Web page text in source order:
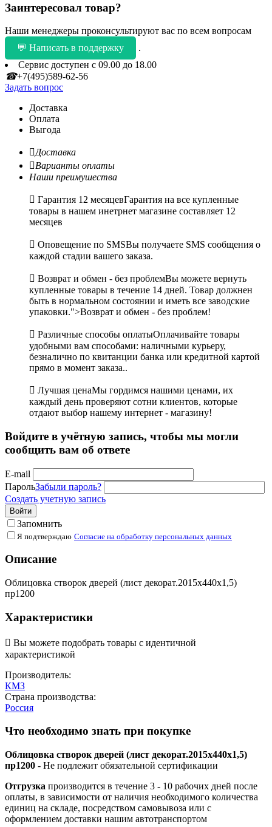
Заинтересовал товар?
Наши менеджеры проконсультируют вас по всем вопросам
💬 Написать в поддержку
.
Сервис доступен с 09.00 до 18.00
☎+7(495)589-62-56
Задать вопрос
Доставка
Оплата
Выгода
Доставка
Варианты оплаты
Наши преимушества
 Гарантия 12 месяцевГарантия на все купленные
товары в нашем инетрнет магазине составляет 12
месяцев
 Оповещение по SMSВы получаете SMS сообщения о
каждой стадии вашего заказа.
 Возврат и обмен - без проблемВы можете вернуть
купленные товары в течение 14 дней. Товар должнен
быть в нормальном состоянии и иметь все заводские
упаковки.">Возврат и обмен - без проблем!
 Различные способы оплатыОплачивайте товары
удобными вам способами: наличными курьеру,
безналично по квитанции банка или кредитной картой
прямо в момент заказа..
 Лучшая ценаМы гордимся нашими ценами, их
каждый день проверяют сотни клиентов, которые
отдают выбор нашему интернет - магазину!
Войдите в учётную запись, чтобы мы могли
сообщить вам об ответе
E-mail
ПарольЗабыли пароль?
Создать учетную запись
Войти
Запомнить
Я подтверждаю Согласие на обработку персональных данных
Описание
Облицовка створок дверей (лист декорат.2015х440х1,5)
пр1200
Характеристики
 Вы можете подобрать товары с идентичной
характеристикой
Производитель:
КМЗ
Страна производства:
Россия
Что необходимо знать при покупке
Облицовка створок дверей (лист декорат.2015х440х1,5)
пр1200 - Не подлежит обязательной сертификации
Отгрузка производится в течение 3 - 10 рабочих дней после
оплаты, в зависимости от наличия необходимого количества
единиц на складе, посредством самовывоза или с
оформлением доставки нашим автотранспортом